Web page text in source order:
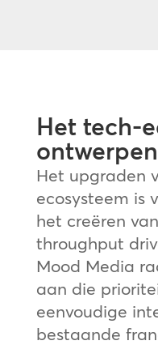
Het tech-
ontwerpen
Het upgraden
ecosysteem is
het creëren
throughput
Mood Media
aan die
eenvoudige
bestaande